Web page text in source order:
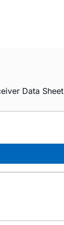
Data Sheet